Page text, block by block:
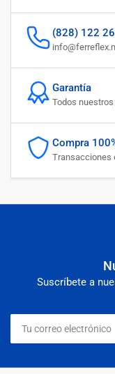
(828) 122
Garantía
Todos
Compra
Transacciones
Suscríbete a
Tu
correo
electrónico